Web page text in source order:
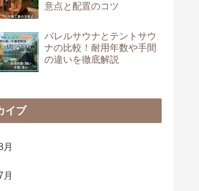
意点と配置のコツ
バレルサウナとテントサウ
ナの比較！耐用年数や手間
の違いを徹底解説
イブ